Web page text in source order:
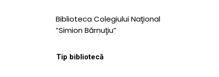
EVENIMENTE
CULTURALE
NOUTĂȚI
Biblioteca Colegiului Naţional
”Simion Bărnuţiu”
Tip bibliotecă